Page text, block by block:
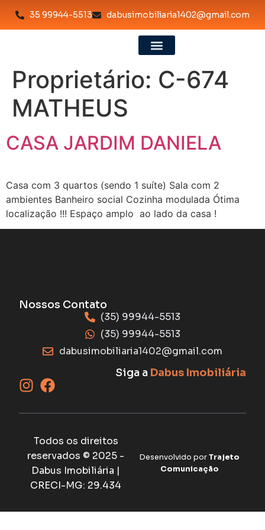
35 99944-5513 dabusimobiliaria1402@gmail.com
Proprietário: C-674
MATHEUS
CASA JARDIM DANIELA
Casa com 3 quartos (sendo 1 suíte) Sala com 2
ambientes Banheiro social Cozinha modulada Ótima
localização !!! Espaço amplo ao lado da casa !
Nossos Contato
(35) 99944-5513
(35) 99944-5513
dabusimobiliaria1402@gmail.com
Siga a Dabus Imobiliária
Todos os direitos
reservados © 2025 -
Dabus Imobiliária |
CRECI-MG: 29.434
Desenvolvido porTrajeto
Comunicação